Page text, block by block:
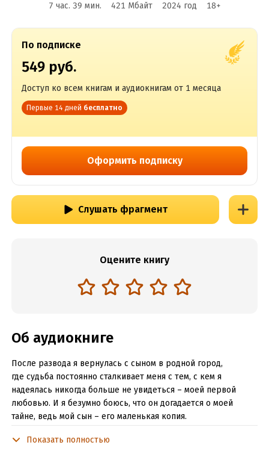
7 час. 39 мин. 421 Мбайт 2024 год 18+
По подписке
549 руб.
Доступ ко всем книгам и аудиокнигам от 1 месяца
Первые 14 дней бесплатно
Оформить подписку
Слушать фрагмент
Оцените книгу
Об аудиокниге
После развода я вернулась с сыном в родной город,
где судьба постоянно сталкивает меня с тем, с кем я
надеялась никогда больше не увидеться – моей первой
любовью. И я безумно боюсь, что он догадается о моей
тайне, ведь мой сын – его маленькая копия.
– Приглашаю в гости тебя и Тимура, – терпеливо повторил
Показать полностью